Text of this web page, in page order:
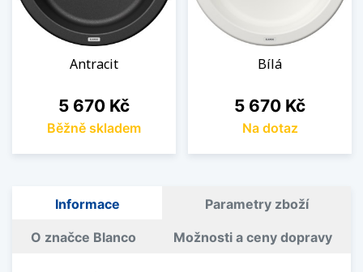
Antracit
Cena
5 670 Kč
Běžně skladem
Bílá
Cena
5 670 Kč
Na dotaz
Informace Parametry zboží
O značce Blanco Možnosti a ceny dopravy